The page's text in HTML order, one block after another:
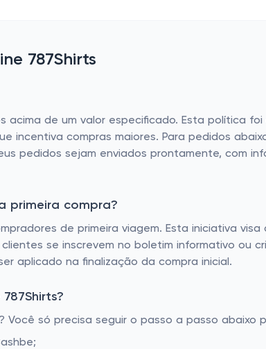
787Shirts
de um valor especificado. Esta política
incentiva compras maiores. Para pedidos
pedidos sejam enviados prontamente, com
primeira compra?
de primeira viagem. Esta iniciativa
se inscrevem no boletim informativo ou
aplicado na finalização da compra inicial.
Você só precisa seguir o passo a passo abaixo